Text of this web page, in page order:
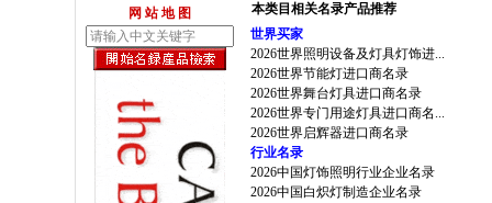
网 站 地 图
本类目相关名录产品推荐
世界买家
2026世界照明设备及灯具灯饰进...
2026世界节能灯进口商名录
2026世界舞台灯具进口商名录
2026世界专门用途灯具进口商名...
2026世界启辉器进口商名录
行业名录
2026中国灯饰照明行业企业名录
2026中国白炽灯制造企业名录